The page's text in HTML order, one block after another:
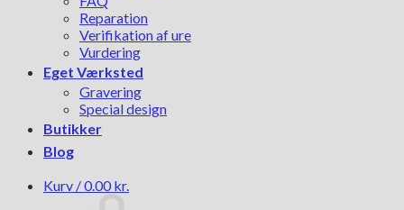
Reparation
Verifikation af ure
Vurdering
Eget Værksted
Gravering
Special design
Butikker
Blog
Kurv /0.00 kr.